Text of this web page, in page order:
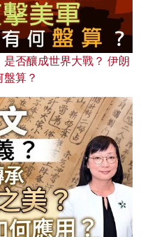
否釀成世界大戰？ 伊朗
算？